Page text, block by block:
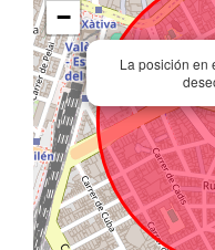
La posición en
−